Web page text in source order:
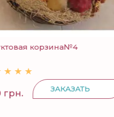
корзина№4
ЗАКАЗАТЬ